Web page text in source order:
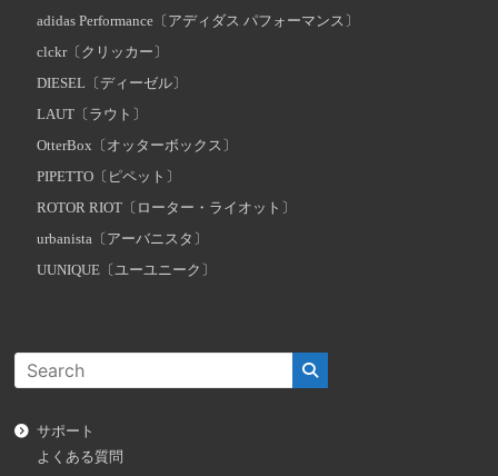
adidas Performance〔アディダス パフォーマンス〕
clckr〔クリッカー〕
DIESEL〔ディーゼル〕
LAUT〔ラウト〕
OtterBox〔オッターボックス〕
PIPETTO〔ピペット〕
ROTOR RIOT〔ローター・ライオット〕
urbanista〔アーバニスタ〕
UUNIQUE〔ユーユニーク〕
サポート
よくある質問